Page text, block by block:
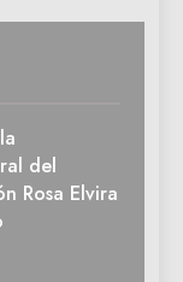
del
Rosa Elvira